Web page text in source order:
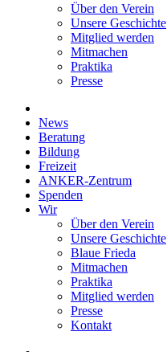
Über den Verein
Unsere Geschichte
Mitglied werden
Mitmachen
Praktika
Presse
News
Beratung
Bildung
Freizeit
ANKER-Zentrum
Spenden
Wir
Über den Verein
Unsere Geschichte
Blaue Frieda
Mitmachen
Praktika
Mitglied werden
Presse
Kontakt